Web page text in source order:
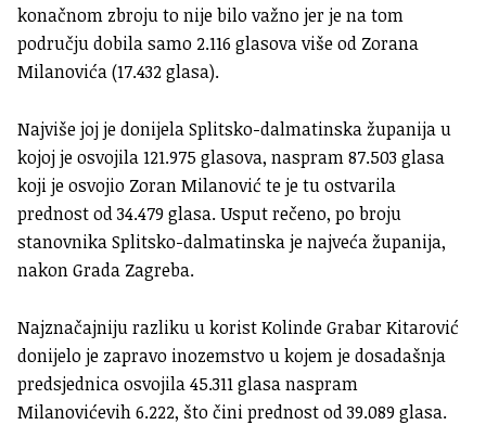
konačnom zbroju to nije bilo važno jer je na tom
području dobila samo 2.116 glasova više od Zorana
Milanovića (17.432 glasa).
Najviše joj je donijela Splitsko-dalmatinska županija u
kojoj je osvojila 121.975 glasova, naspram 87.503 glasa
koji je osvojio Zoran Milanović te je tu ostvarila
prednost od 34.479 glasa. Usput rečeno, po broju
stanovnika Splitsko-dalmatinska je najveća županija,
nakon Grada Zagreba.
Najznačajniju razliku u korist Kolinde Grabar Kitarović
donijelo je zapravo inozemstvo u kojem je dosadašnja
predsjednica osvojila 45.311 glasa naspram
Milanovićevih 6.222, što čini prednost od 39.089 glasa.